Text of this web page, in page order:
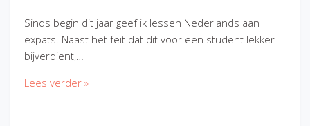
Sinds begin dit jaar geef ik lessen Nederlands aan
expats. Naast het feit dat dit voor een student lekker
bijverdient,…
Lees verder »